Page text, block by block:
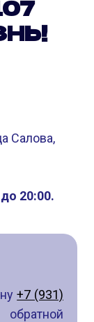
Салова,
20:00.
+7 (931)